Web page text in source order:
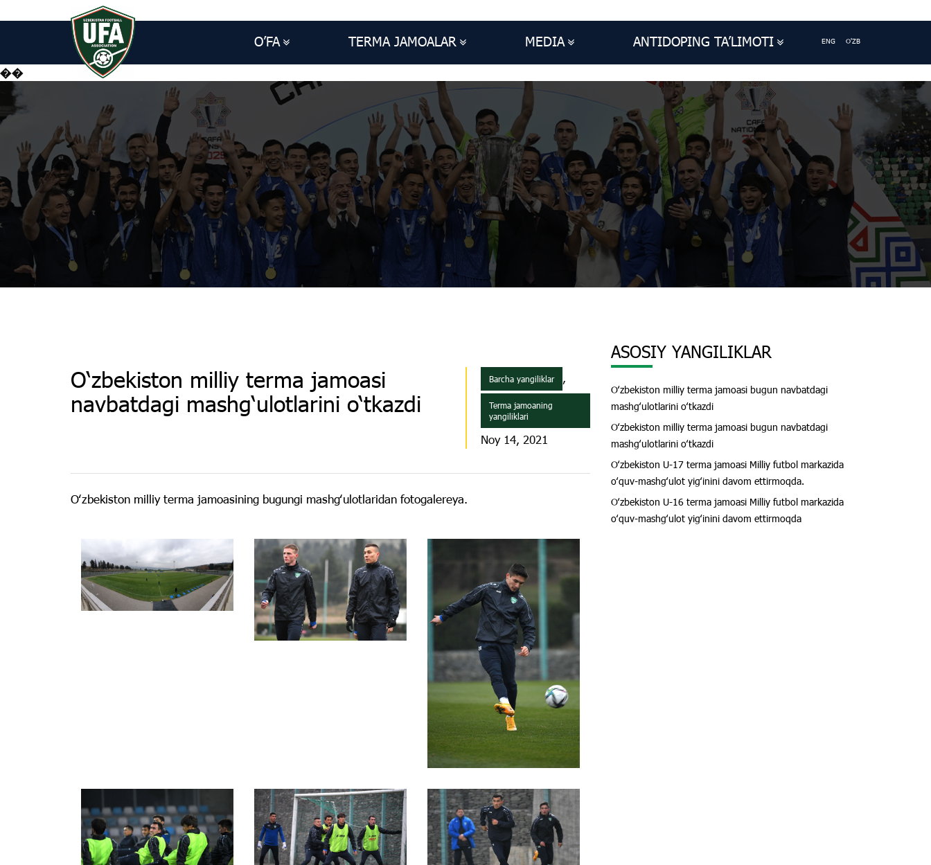
O’FA TERMA JAMOALAR MEDIA ANTIDOPING TA’LIMOTI ENG O'ZB
��
O‘zbekiston milliy terma jamoasi
navbatdagi mashg‘ulotlarini o‘tkazdi
Barcha yangiliklar ,
Terma jamoaning
yangiliklari
Noy 14, 2021
Oʻzbekiston milliy terma jamoasining bugungi mashgʻulotlaridan fotogalereya.
ASOSIY YANGILIKLAR
Oʻzbekiston milliy terma jamoasi bugun navbatdagi
mashgʻulotlarini oʻtkazdi
Oʻzbekiston milliy terma jamoasi bugun navbatdagi
mashgʻulotlarini oʻtkazdi
Oʻzbekiston U-17 terma jamoasi Milliy futbol markazida
oʻquv-mashgʻulot yigʻinini davom ettirmoqda.
Oʻzbekiston U-16 terma jamoasi Milliy futbol markazida
oʻquv-mashgʻulot yigʻinini davom ettirmoqda